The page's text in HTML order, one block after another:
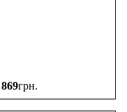
869грн.